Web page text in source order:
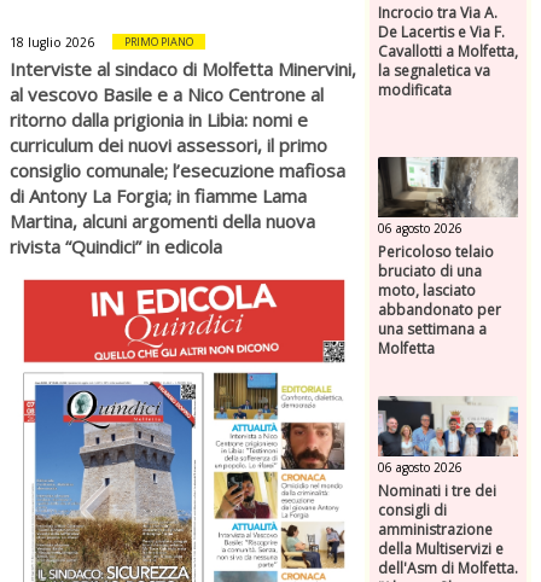
18 luglio 2026 PRIMO PIANO
Interviste al sindaco di Molfetta Minervini,
al vescovo Basile e a Nico Centrone al
ritorno dalla prigionia in Libia: nomi e
curriculum dei nuovi assessori, il primo
consiglio comunale; l’esecuzione mafiosa
di Antony La Forgia; in fiamme Lama
Martina, alcuni argomenti della nuova
rivista “Quindici” in edicola
Incrocio tra Via A.
De Lacertis e Via F.
Cavallotti a Molfetta,
la segnaletica va
modificata
06 agosto 2026
Pericoloso telaio
bruciato di una
moto, lasciato
abbandonato per
una settimana a
Molfetta
06 agosto 2026
Nominati i tre dei
consigli di
amministrazione
della Multiservizi e
dell'Asm di Molfetta.